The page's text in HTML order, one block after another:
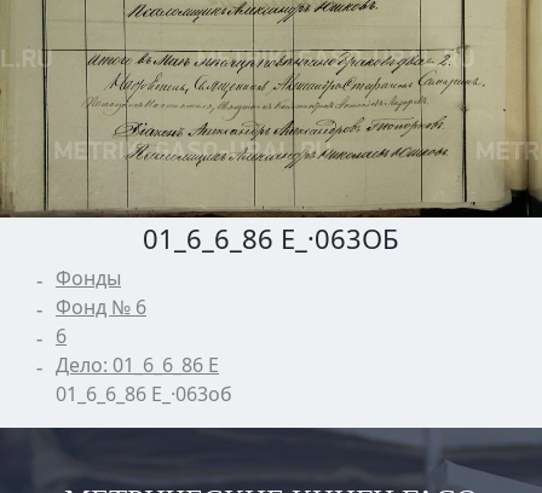
01_6_6_86 Е_·063ОБ
Фонды
Фонд № 6
6
Дело: 01_6_6_86 Е
01_6_6_86 Е_·063об